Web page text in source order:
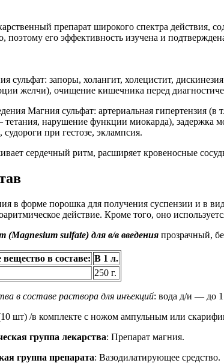
препарат широкого спектра действия,
поэтому его эффективность изучена и
сульфат: запоры, холангит, холецистит,
желчи), очищение кишечника перед
Магния сульфат: артериальная гипертензия
нарушение функции миокарда), задержка
при гестозе, эклампсия.
в форме порошка для получения суспензии и в
действие. Кроме того, оно
sulfate) для в/в введения прозрачный,
в составе: В 1 л.
250 г.
в составе раствора для инъекций: вода д/и — до
шт) /в комплекте с ножом ампульным или
группа лекарства: Препарат магния.
группа препарата: Вазодилатирующее средство.